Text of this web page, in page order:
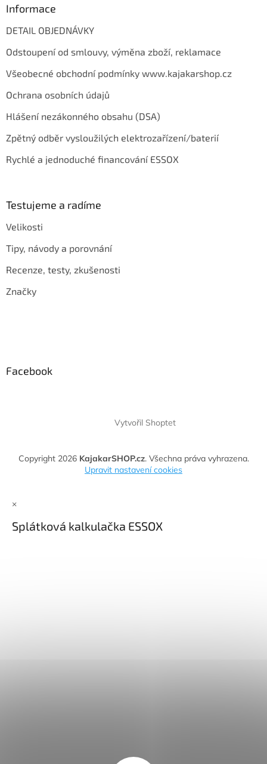
Informace
DETAIL OBJEDNÁVKY
Odstoupení od smlouvy, výměna zboží, reklamace
Všeobecné obchodní podmínky www.kajakarshop.cz
Ochrana osobních údajů
Hlášení nezákonného obsahu (DSA)
Zpětný odběr vysloužilých elektrozařízení/baterií
Rychlé a jednoduché financování ESSOX
Testujeme a radíme
Velikosti
Tipy, návody a porovnání
Recenze, testy, zkušenosti
Značky
Facebook
Vytvořil Shoptet
Copyright 2026 KajakarSHOP.cz. Všechna práva vyhrazena.
Upravit nastavení cookies
×
Splátková kalkulačka ESSOX